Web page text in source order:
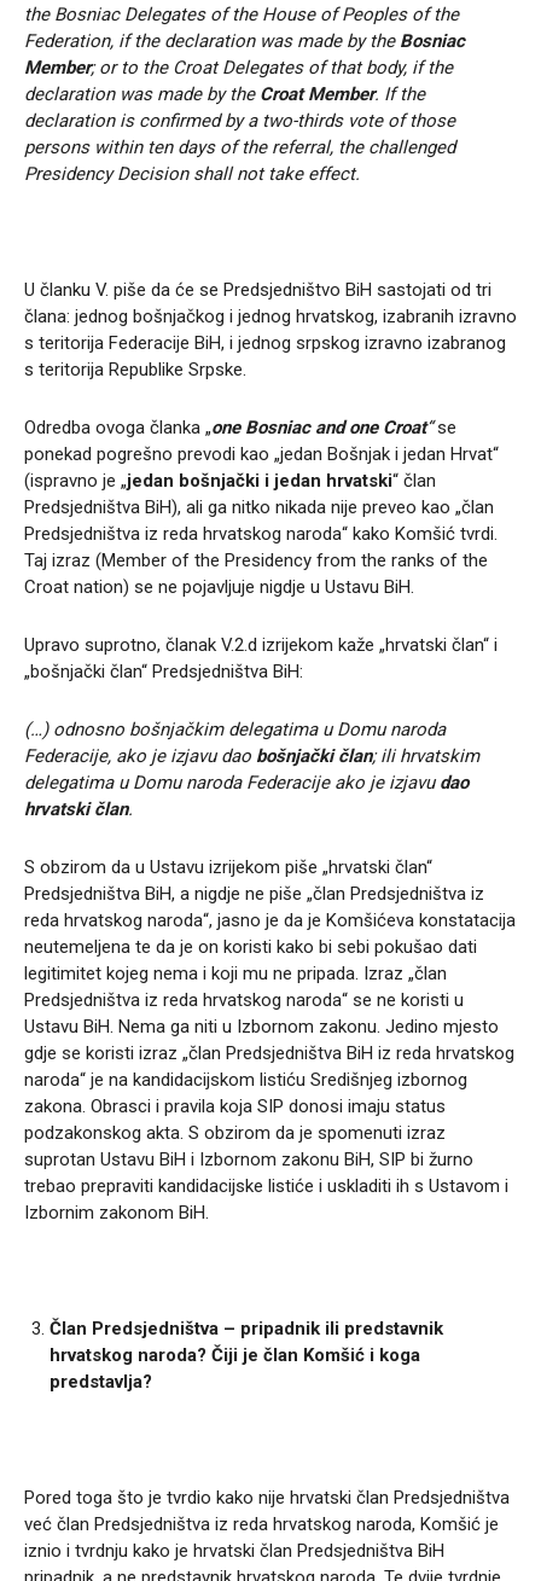
the Bosniac Delegates of the House of Peoples of the
Federation, if the declaration was made by the Bosniac
Member; or to the Croat Delegates of that body, if the
declaration was made by the Croat Member. If the
declaration is confirmed by a two-thirds vote of those
persons within ten days of the referral, the challenged
Presidency Decision shall not take effect.
U članku V. piše da će se Predsjedništvo BiH sastojati od tri
člana: jednog bošnjačkog i jednog hrvatskog, izabranih izravno
s teritorija Federacije BiH, i jednog srpskog izravno izabranog
s teritorija Republike Srpske.
Odredba ovoga članka „one Bosniac and one Croat“se
ponekad pogrešno prevodi kao „jedan Bošnjak i jedan Hrvat“
(ispravno je „jedan bošnjački i jedan hrvatski“ član
Predsjedništva BiH), ali ga nitko nikada nije preveo kao „član
Predsjedništva iz reda hrvatskog naroda“ kako Komšić tvrdi.
Taj izraz (Member of the Presidency from the ranks of the
Croat nation) se ne pojavljuje nigdje u Ustavu BiH.
Upravo suprotno, članak V.2.d izrijekom kaže „hrvatski član“ i
„bošnjački član“ Predsjedništva BiH:
(…) odnosno bošnjačkim delegatima u Domu naroda
Federacije, ako je izjavu dao bošnjački član; ili hrvatskim
delegatima u Domu naroda Federacije ako je izjavudao
hrvatski član.
S obzirom da u Ustavu izrijekom piše „hrvatski član“
Predsjedništva BiH, a nigdje ne piše „član Predsjedništva iz
reda hrvatskog naroda“, jasno je da je Komšićeva konstatacija
neutemeljena te da je on koristi kako bi sebi pokušao dati
legitimitet kojeg nema i koji mu ne pripada. Izraz „član
Predsjedništva iz reda hrvatskog naroda“ se ne koristi u
Ustavu BiH. Nema ga niti u Izbornom zakonu. Jedino mjesto
gdje se koristi izraz „član Predsjedništva BiH iz reda hrvatskog
naroda“ je na kandidacijskom listiću Središnjeg izbornog
zakona. Obrasci i pravila koja SIP donosi imaju status
podzakonskog akta. S obzirom da je spomenuti izraz
suprotan Ustavu BiH i Izbornom zakonu BiH, SIP bi žurno
trebao prepraviti kandidacijske listiće i uskladiti ih s Ustavom i
Izbornim zakonom BiH.
Član Predsjedništva – pripadnik ili predstavnik
hrvatskog naroda? Čiji je član Komšić i koga
predstavlja?
Pored toga što je tvrdio kako nije hrvatski član Predsjedništva
već član Predsjedništva iz reda hrvatskog naroda, Komšić je
iznio i tvrdnju kako je hrvatski član Predsjedništva BiH